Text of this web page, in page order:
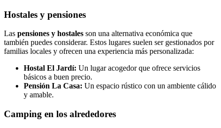
Hostales y pensiones
Las pensiones y hostales son una alternativa económica que
también puedes considerar. Estos lugares suelen ser gestionados por
familias locales y ofrecen una experiencia más personalizada:
Hostal El Jardí: Un lugar acogedor que ofrece servicios
básicos a buen precio.
Pensión La Casa: Un espacio rústico con un ambiente cálido
y amable.
Camping en los alrededores